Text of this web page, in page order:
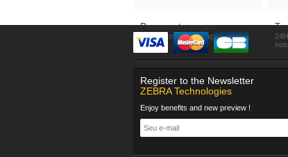
Pagamento seguro
Compre com seguraça
Register to the Newsletter
ZEBRA Technologies
Enjoy benefits and new preview !